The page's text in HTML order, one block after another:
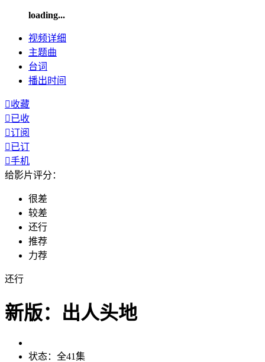
loading...
视频详细
主题曲
台词
播出时间
收藏
已收
订阅
已订
手机
给影片评分：
很差
较差
还行
推荐
力荐
还行
新版：出人头地
状态： 全41集